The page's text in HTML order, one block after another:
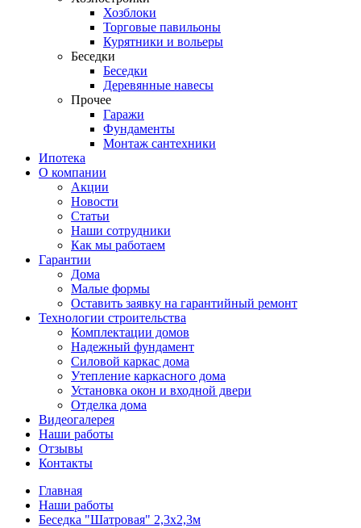
Хозблоки
Торговые павильоны
Курятники и вольеры
Беседки
Беседки
Деревянные навесы
Прочее
Гаражи
Фундаменты
Монтаж сантехники
Ипотека
О компании
Акции
Новости
Статьи
Наши сотрудники
Как мы работаем
Гарантии
Дома
Малые формы
Оставить заявку на гарантийный ремонт
Технологии строительства
Комплектации домов
Надежный фундамент
Силовой каркас дома
Утепление каркасного дома
Установка окон и входной двери
Отделка дома
Видеогалерея
Наши работы
Отзывы
Контакты
Главная
Наши работы
Беседка "Шатровая" 2,3х2,3м